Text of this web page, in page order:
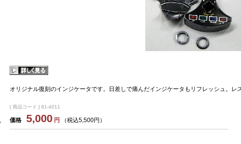
オリジナル復刻のインジケータです。日差しで痛んだインジケータもリフレッシュ。レ
[ 商品コード ] 81-4011
価格 5,000 円 （税込5,500円）